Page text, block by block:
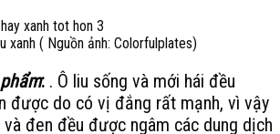
xanh ( Nguồn ảnh: Colorfulplates)
: . Ô liu sống và mới hái đều
được do có vị đắng rất mạnh, vì vậy
và đen đều được ngâm các dung dịch